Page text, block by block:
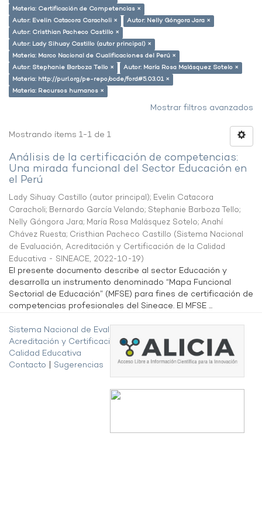
Materia: Certificación de Competencias ×
Autor: Evelin Catacora Caracholi ×
Autor: Nelly Góngora Jara ×
Autor: Cristhian Pacheco Castillo ×
Autor: Lady Sihuay Castillo (autor principal) ×
Materia: Marco Nacional de Cualificaciones del Perú ×
Autor: Stephanie Barboza Tello ×
Autor: María Rosa Malásquez Sotelo ×
Materia: http://purl.org/pe-repo/ocde/ford#5.03.01 ×
Materia: Recursos humanos ×
Mostrar filtros avanzados
Mostrando ítems 1-1 de 1
Análisis de la certificación de competencias:
Una mirada funcional del Sector Educación en
el Perú
Lady Sihuay Castillo (autor principal); Evelin Catacora
Caracholi; Bernardo García Velando; Stephanie Barboza Tello;
Nelly Góngora Jara; María Rosa Malásquez Sotelo; Anahí
Chávez Ruesta; Cristhian Pacheco Castillo (Sistema Nacional
de Evaluación, Acreditación y Certificación de la Calidad
Educativa - SINEACE, 2022-10-19)
El presente documento describe al sector Educación y
desarrolla un instrumento denominado “Mapa Funcional
Sectorial de Educación” (MFSE) para fines de certificación de
competencias profesionales del Sineace. El MFSE ...
Sistema Nacional de Evaluación,
Acreditación y Certificación de la
Calidad Educativa
Contacto
Sugerencias